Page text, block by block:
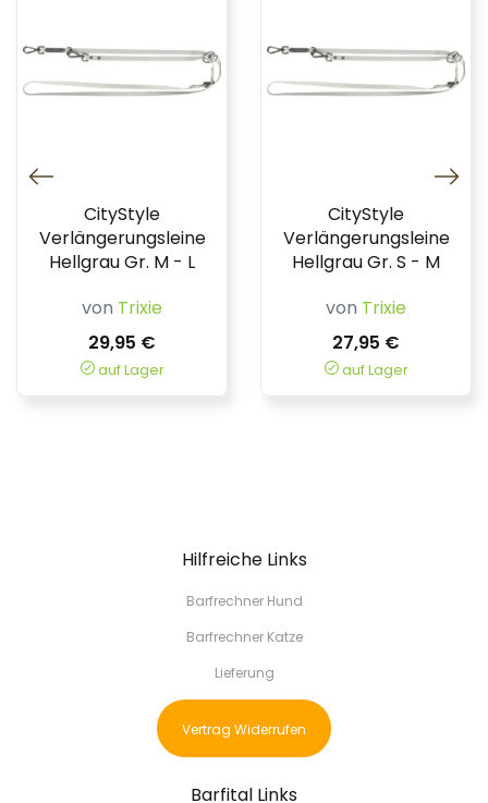
CityStyle
Verlängerungsleine
Hellgrau Gr. M - L
von Trixie
29,95 €
auf Lager
CityStyle
Verlängerungsleine
Hellgrau Gr. S - M
von Trixie
27,95 €
auf Lager
Hilfreiche Links
Barfrechner Hund
Barfrechner Katze
Lieferung
Vertrag Widerrufen
Barfital Links